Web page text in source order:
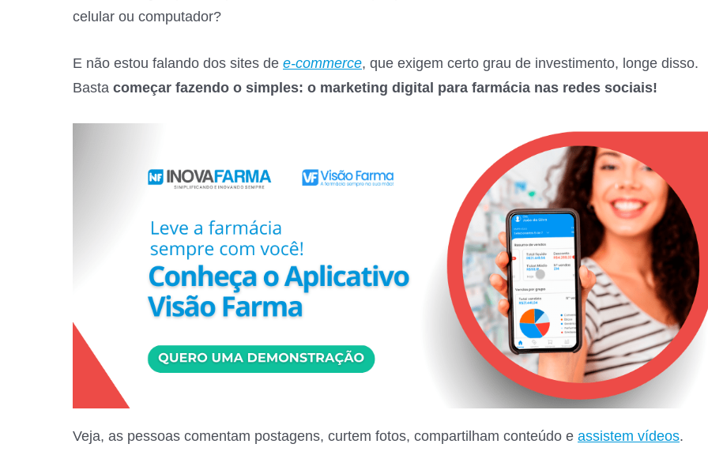
celular ou computador?
E não estou falando dos sites de e-commerce, que exigem certo grau de investimento, longe disso.
Basta começar fazendo o simples: o marketing digital para farmácia nas redes sociais!
Veja, as pessoas comentam postagens, curtem fotos, compartilham conteúdo e assistem vídeos.